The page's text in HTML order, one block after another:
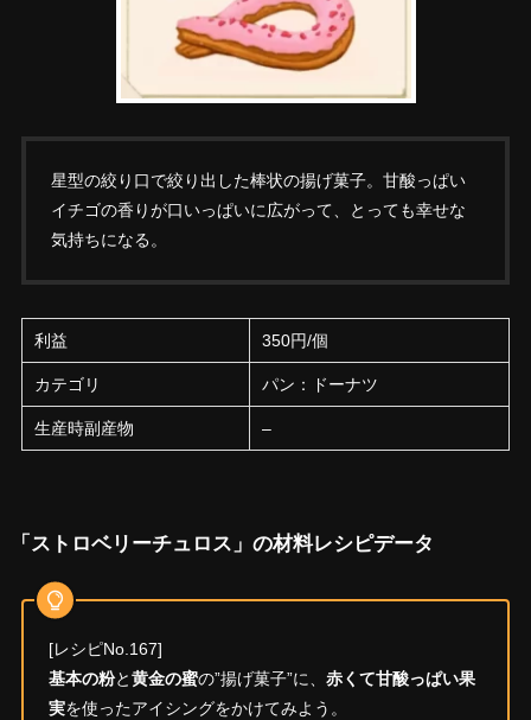
星型の絞り口で絞り出した棒状の揚げ菓子。甘酸っぱい
イチゴの香りが口いっぱいに広がって、とっても幸せな
気持ちになる。
利益 350円/個
カテゴリ パン：ドーナツ
生産時副産物 –
「ストロベリーチュロス」の材料レシピデータ
[レシピNo.167]
基本の粉と黄金の蜜の”揚げ菓子”に、 赤くて甘酸っぱい果
実を使ったアイシングをかけてみよう。